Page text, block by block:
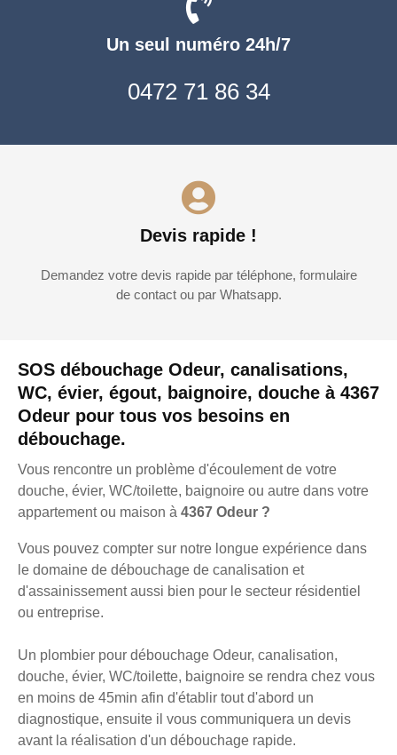
SOS débouchage Odeur, canalisations,
WC, évier, égout, baignoire, douche à 4367
Odeur pour tous vos besoins en
débouchage.
Vous rencontre un problème d'écoulement de votre
douche, évier, WC/toilette, baignoire ou autre dans votre
appartement ou maison à 4367 Odeur ?
Vous pouvez compter sur notre longue expérience dans
le domaine de débouchage de canalisation et
d'assainissement aussi bien pour le secteur résidentiel
ou entreprise.
Un plombier pour débouchage Odeur, canalisation,
douche, évier, WC/toilette, baignoire se rendra chez vous
en moins de 45min afin d'établir tout d'abord un
diagnostique, ensuite il vous communiquera un devis
avant la réalisation d'un débouchage rapide.
Un seul numéro 24h/7
0472 71 86 34
Devis rapide !
Demandez votre devis rapide par téléphone, formulaire
de contact ou par Whatsapp.